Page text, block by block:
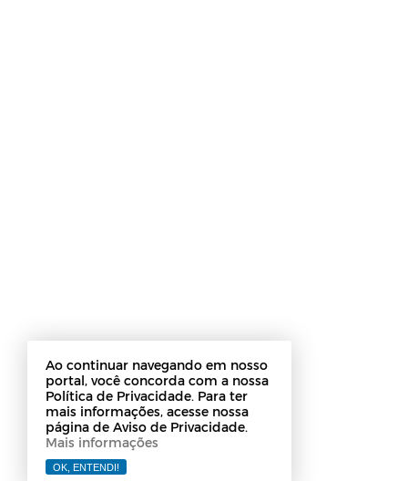
Ao continuar navegando em nosso
portal, você concorda com a nossa
Política de Privacidade. Para ter
mais informações, acesse nossa
página de Aviso de Privacidade.
Mais informações
OK, ENTENDI!